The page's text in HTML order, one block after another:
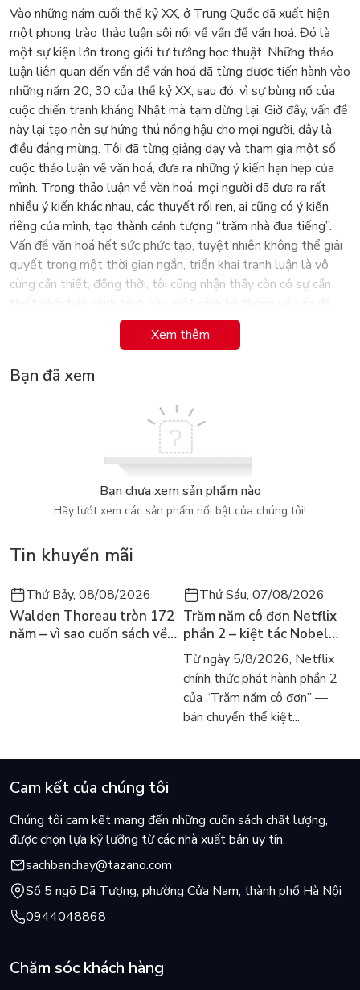
Vào những năm cuối thế kỷ XX, ở Trung Quốc đã xuất hiện
một phong trào thảo luận sôi nổi về vấn đề văn hoá. Đó là
một sự kiện lớn trong giới tư tưởng học thuật. Những thảo
luận liên quan đến vấn đề văn hoá đã từng được tiến hành vào
những năm 20, 30 của thế kỷ XX, sau đó, vì sự bùng nổ của
cuộc chiến tranh kháng Nhật mà tạm dừng lại. Giờ đây, vấn đề
này lại tạo nên sự hứng thú nồng hậu cho mọi người, đây là
điều đáng mừng. Tôi đã từng giảng dạy và tham gia một số
cuộc thảo luận về văn hoá, đưa ra những ý kiến hạn hẹp của
mình. Trong thảo luận về văn hoá, mọi người đã đưa ra rất
nhiều ý kiến khác nhau, các thuyết rối ren, ai cũng có ý kiến
riêng của mình, tạo thành cảnh tượng “trăm nhà đua tiếng”.
Vấn đề văn hoá hết sức phức tạp, tuyệt nhiên không thể giải
quyết trong một thời gian ngắn, triển khai tranh luận là vô
cùng cần thiết, đồng thời, tôi cũng nhận thấy còn có sự cần
văn hoá. Vì vậy, tôi mới bàn với Trình Nghi Sơn, hi vọng anh có
thể chấp bút viết một cuốn sách trình bày một cách hệ thống
cách rộng rãi các tư liệu lịch sử có liên quan đến văn hoá,
ngoài nước những năm gần đây, tiến hành phân tích ở một
mức độ nhất định đối với những vấn đề cụ thể của văn hoá,
Xem thêm
Bạn đã xem
Bạn chưa xem sản phẩm nào
Hãy lướt xem các sản phẩm nổi bật của chúng tôi!
Tin khuyến mãi
Thứ Bảy, 08/08/2026
Walden Thoreau tròn 172
năm – vì sao cuốn sách về
Thứ Sáu, 07/08/2026
Trăm năm cô đơn Netflix
phần 2 – kiệt tác Nobel
trở lại màn ảnh, dòng
người tìm đọc lại García
Márquez
Từ ngày 5/8/2026, Netflix
chính thức phát hành phần 2
của “Trăm năm cô đơn” —
bản chuyển thể kiệt...
Cam kết của chúng tôi
Chúng tôi cam kết mang đến những cuốn sách chất lượng,
được chọn lựa kỹ lưỡng từ các nhà xuất bản uy tín.
sachbanchay@tazano.com
Số 5 ngõ Dã Tượng, phường Cửa Nam, thành phố Hà Nội
0944048868
Chăm sóc khách hàng